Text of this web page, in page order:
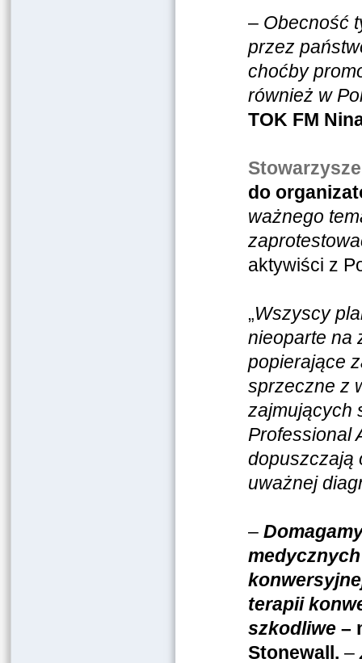
– Obecność
przez
choćby
również w
TOK FM
do
ważnego
aktywiści z
„Wszyscy
nieoparte na
popierające
sprzeczne z
zajmujących
Professional
dopuszczają
uważnej
–
terapii
szkodliwe –
Stonewall. –